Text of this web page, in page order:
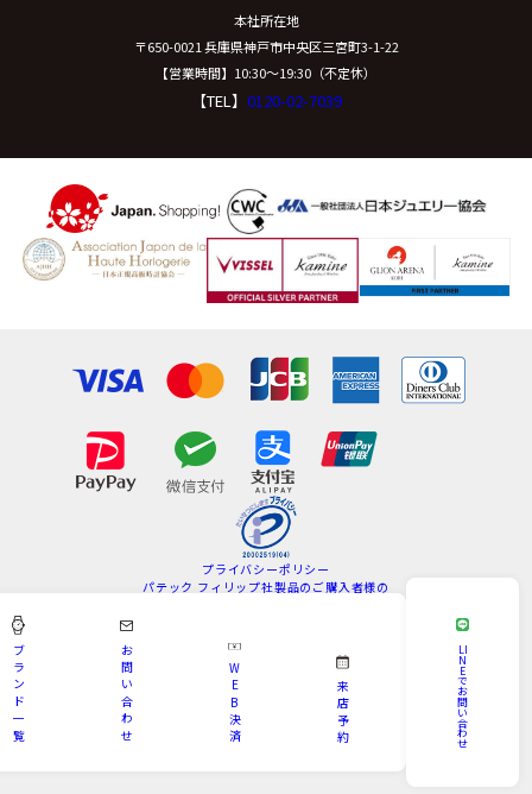
本社所在地
〒650-0021 兵庫県神戸市中央区三宮町3-1-22
【営業時間】10:30〜19:30（不定休）
【TEL】 0120-02-7039
プライバシーポリシー
パテック フィリップ社製品のご購入者様の
サイトマップ
Copyright © KAMINE All Rights Reserved.
ブ
ラ
ン
ド
一
覧
お
問
い
合
わ
せ
W
E
B
決
済
来
店
予
約
LI
N
E
で
お
問
い
合
わ
せ